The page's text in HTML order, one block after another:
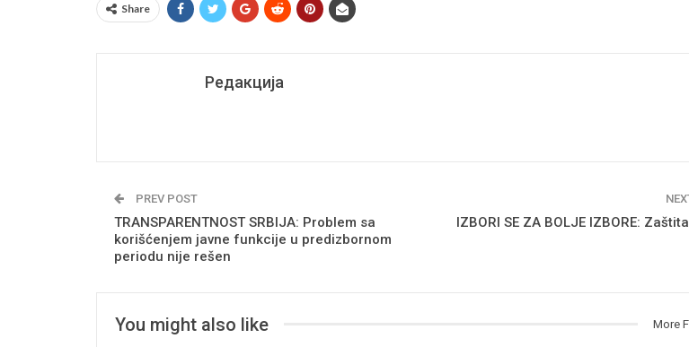
Share
Редакција
PREV POST
TRANSPARENTNOST SRBIJA: Problem sa
korišćenjem javne funkcije u predizbornom
periodu nije rešen
IZBORI SE ZA BOLJE IZBORE:
You might also like More